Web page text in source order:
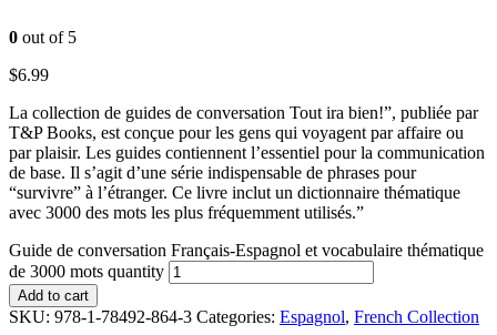
0 out of 5
$6.99
La collection de guides de conversation Tout ira bien!”, publiée par
T&P Books, est conçue pour les gens qui voyagent par affaire ou
par plaisir. Les guides contiennent l’essentiel pour la communication
de base. Il s’agit d’une série indispensable de phrases pour
“survivre” à l’étranger. Ce livre inclut un dictionnaire thématique
avec 3000 des mots les plus fréquemment utilisés.”
Guide de conversation Français-Espagnol et vocabulaire thématique
de 3000 mots quantity
Add to cart
SKU: 978-1-78492-864-3 Categories: Espagnol, French Collection